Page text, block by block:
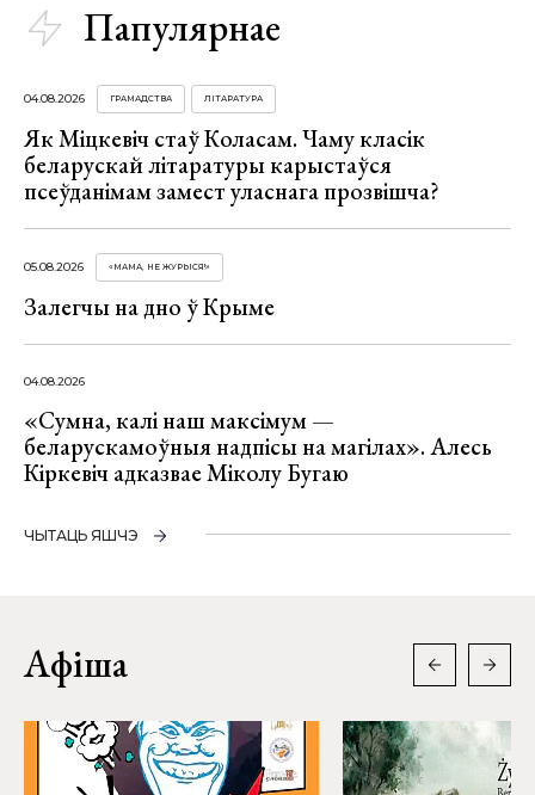
Папулярнае
04.08.2026 ГРАМАДСТВА ЛІТАРАТУРА
Як Міцкевіч стаў Коласам. Чаму класік
беларускай літаратуры карыстаўся
псеўданімам замест уласнага прозвішча?
05.08.2026 «МАМА, НЕ ЖУРЫСЯ!»
Залегчы на дно ў Крыме
04.08.2026
«Сумна, калі наш максімум —
беларускамоўныя надпісы на магілах». Алесь
Кіркевіч адказвае Міколу Бугаю
ЧЫТАЦЬ ЯШЧЭ
Афіша